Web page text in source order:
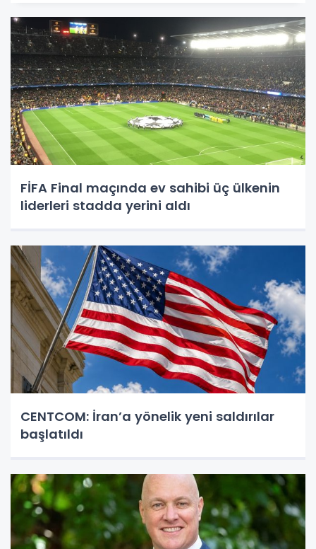
FİFA Final maçında ev sahibi üç ülkenin
liderleri stadda yerini aldı
CENTCOM: İran’a yönelik yeni saldırılar
başlatıldı